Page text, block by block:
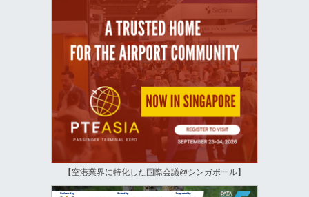
【空港業界に特化した国際会議@シンガポール】